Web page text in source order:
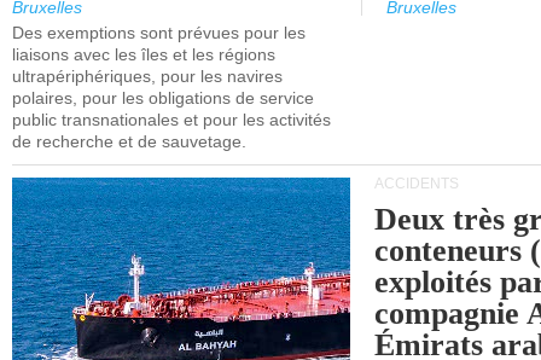
maritimes de l'UE
après 2030.
Bruxelles
Des exemptions sont prévues pour les
liaisons avec les îles et les régions
ultrapériphériques, pour les navires
polaires, pour les obligations de service
public transnationales et pour les activités
de recherche et de sauvetage.
quotas
Bruxelles
ACCIDENTS
Deux très
conteneurs
exploités
compagnie
Émirats